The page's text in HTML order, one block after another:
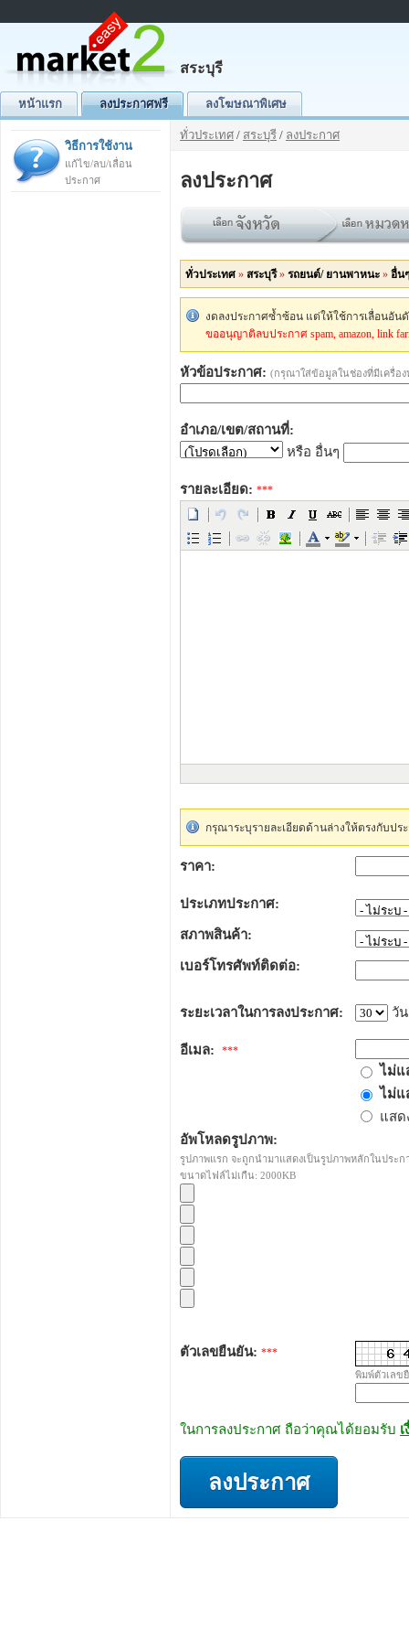
สระบุรี
หน้าแรก ลงประกาศฟรี ลงโฆษณาพิเศษ
วิธีการใช้งาน
แก้ไข/ลบ/เลื่อน
ประกาศ
ทั่วประเทศ / สระบุรี / ลงประกาศ
ลงประกาศ
ทั่วประเทศ » สระบุรี» รถยนต์/ ยานพาหนะ » อื่นๆ
งดลงประกาศซ้ำซ้อน แต่ให้ใช้การเลื่อนอั
ขออนุญาติลบประกาศ spam, amazon, link
หัวข้อประกาศ: (กรุณาใส่ข้อมูลในช่องที่มีเครื่อ
อำเภอ/เขต/สถานที่:
หรือ อื่นๆ
รายละเอียด: ***
กรุณาระบุรายละเอียดด้านล่างให้ตรงกับป
ราคา:
ประเภทประกาศ:
สภาพสินค้า:
เบอร์โทรศัพท์ติดต่อ:
ระยะเวลาในการลงประกาศ: วัน
อีเมล: ***
ไม่แ
ไม่แ
แสด
อัพโหลดรูปภาพ:
รูปภาพแรก จะถูกนำมาแสดงเป็นรูปภาพหลักในประ
ขนาดไฟล์ไม่เกืน: 2000KB
ตัวเลขยืนยัน: ***
พิมพ์ตัวเลข
ในการลงประกาศ ถือว่าคุณได้ยอมรับ
ลงประกาศ